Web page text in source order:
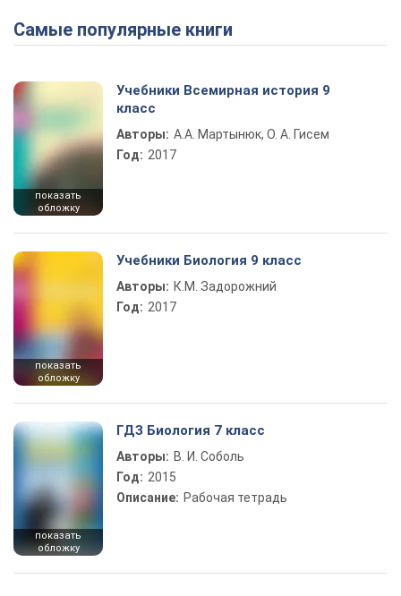
Play Video
Самые популярные книги
показать
обложку
Учебники Всемирная история 9
класс
Авторы: А.А. Мартынюк, О. А. Гисем
Год: 2017
показать
обложку
Учебники Биология 9 класс
Авторы: К.М. Задорожний
Год: 2017
показать
обложку
ГДЗ Биология 7 класс
Авторы: В. И. Соболь
Год: 2015
Описание: Рабочая тетрадь